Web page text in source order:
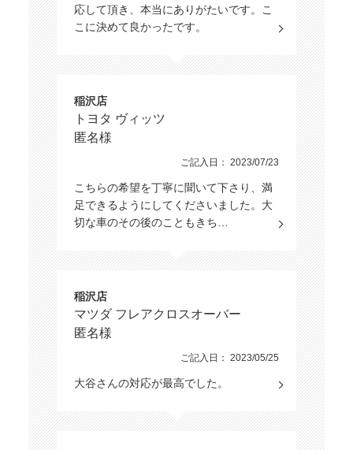
応して頂き、本当にありがたいです。こ
こに決めて良かったです。
稲沢店
トヨタ ヴィッツ
匿名様
ご記入日： 2023/07/23
こちらの希望を丁寧に聞いて下さり、満
足できるようにしてくださいました。大
切な車のその後のこともきち…
稲沢店
マツダ フレアクロスオーバー
匿名様
ご記入日： 2023/05/25
大谷さんの対応が最高でした。